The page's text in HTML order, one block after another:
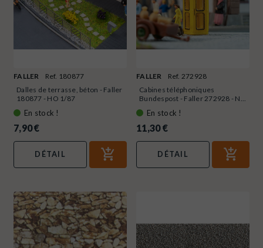
FALLER
Ref. 180877
Dalles de terrasse, béton - Faller
180877 - HO 1/87
En stock !
7,90 €
DÉTAIL
FALLER
Ref. 272928
Cabines téléphoniques
Bundespost - Faller 272928 - N...
En stock !
11,30 €
DÉTAIL